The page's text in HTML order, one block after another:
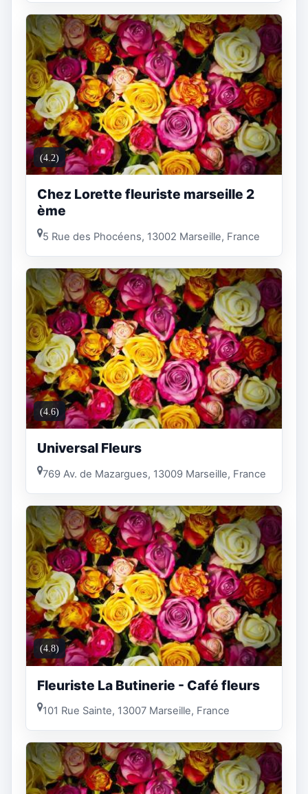
(4.2)
Chez Lorette fleuriste marseille 2
ème
5 Rue des Phocéens, 13002 Marseille, France
(4.6)
Universal Fleurs
769 Av. de Mazargues, 13009 Marseille, France
(4.8)
Fleuriste La Butinerie - Café fleurs
101 Rue Sainte, 13007 Marseille, France